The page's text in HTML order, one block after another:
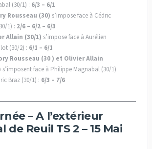
(30/1) : 6/3 – 6/1
Rousseau (30) s’impose face à Cédric
1) : 2/6 – 6/2 – 6/3
Allain (30/1) s’impose face à Aurélien
(30/2) : 6/1 – 6/1
Rousseau (30 ) et Olivier Allain
s’imposent face à Philippe Magnabal (30/1)
Braz (30/1) : 6/3 – 7/6
– A l’extérieur
de Reuil TS 2 – 15 Mai